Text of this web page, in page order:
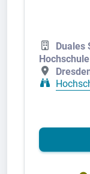
Duales
Hochschule